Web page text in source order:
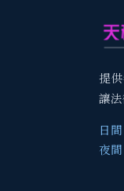
提
讓
日
夜